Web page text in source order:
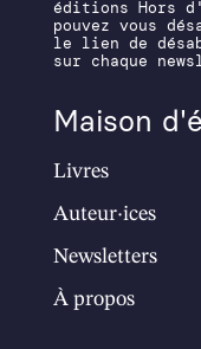
éditions Hors
pouvez vous
le lien de
sur chaque
Maison
Livres
Auteur·ices
Newsletters
À propos